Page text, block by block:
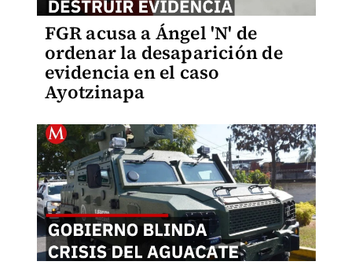
FGR acusa a Ángel 'N' de
ordenar la desaparición de
evidencia en el caso
Ayotzinapa